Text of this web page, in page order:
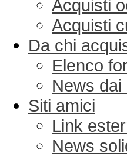
Acquisti
Acquisti
Da chi
Elenco
News
Siti amici
Link
News